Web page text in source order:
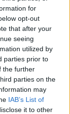
for
opt-out
that after your
seeing
utilized by
parties prior to
the further
parties on the
may
IAB’s List of
it to other
ετών